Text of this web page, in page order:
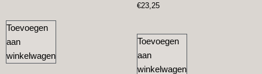
Toevoegen
aan
winkelwagen
€23,25
Toevoegen
aan
winkelwagen